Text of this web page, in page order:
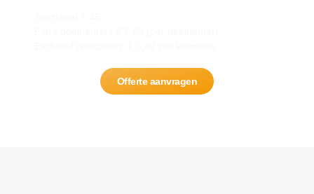
Offerte aanvragen